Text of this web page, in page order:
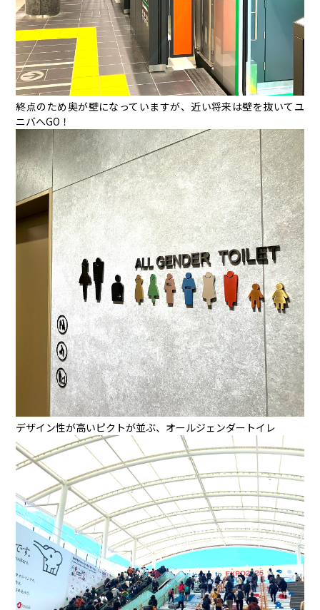
終点のため奥が壁になっていますが、近い将来は壁を抜いてユ
ニバへGO！
デザイン性が高いピクトが並ぶ、オールジェンダートイレ